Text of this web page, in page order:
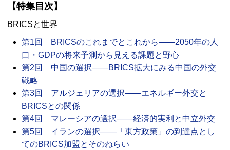
【特集目次】
BRICSと世界
第1回 BRICSのこれまでとこれから――2050年の人
口・GDPの将来予測から見える課題と野心
第2回 中国の選択――BRICS拡大にみる中国の外交
戦略
第3回 アルジェリアの選択――エネルギー外交と
BRICSとの関係
第4回 マレーシアの選択――経済的実利と中立外交
第5回 イランの選択――「東方政策」の到達点とし
てのBRICS加盟とそのねらい